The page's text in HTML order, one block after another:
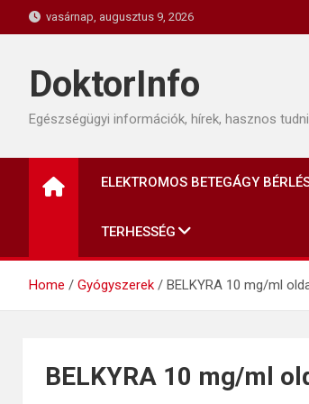
to
vasárnap, augusztus 9, 2026
DoktorInfo
Egészségügyi információk, hírek, hasznos
ELEKTROMOS BETEGÁGY
TERHESSÉG
Home Gyógyszerek BELKYRA 10 mg/ml
BELKYRA 10 mg/ml